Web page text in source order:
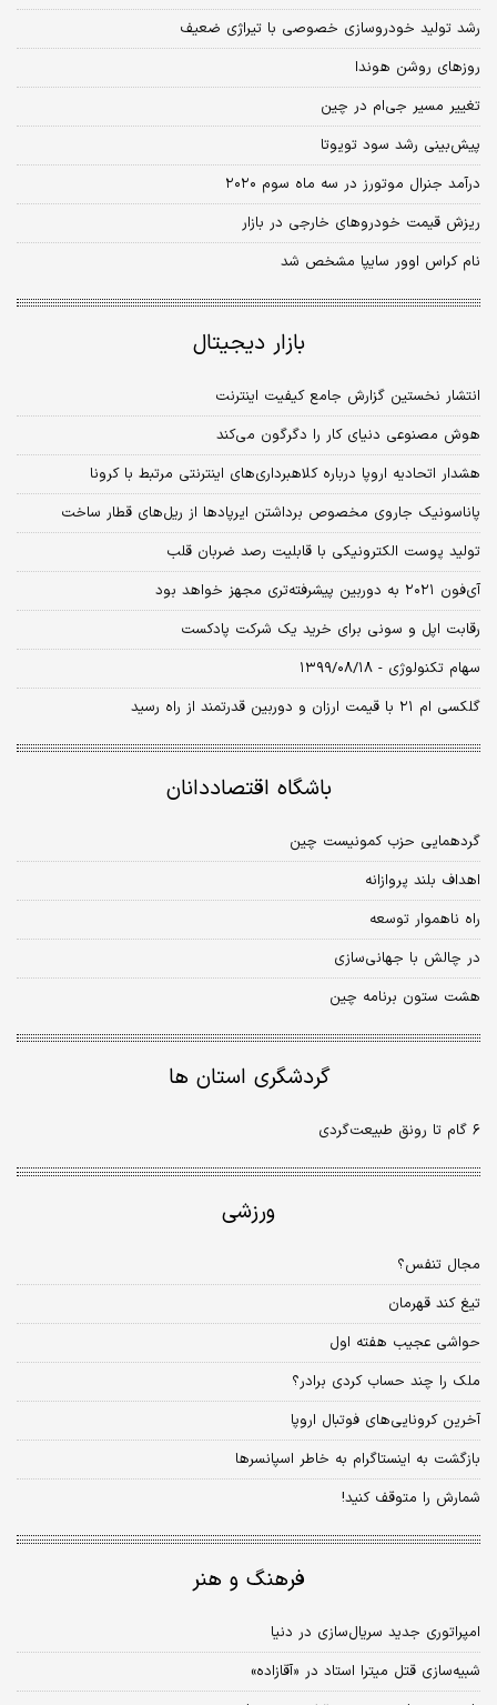
رشد تولید خودروسازی خصوصی با تیراژی ضعیف
روزهای روشن هوندا
تغییر مسیر جی‌ام در چین
پیش‌بینی رشد سود تویوتا
درآمد جنرال موتورز در سه ماه سوم ۲۰۲۰
ریزش قیمت‌ خودروهای خارجی در بازار
نام کراس اوور سایپا مشخص شد
بازار دیجیتال
انتشار نخستین گزارش جامع کیفیت اینترنت
هوش مصنوعی دنیای کار را دگرگون می‌کند
هشدار اتحادیه اروپا درباره کلاهبرداری‌های اینترنتی مرتبط با کرونا
پاناسونیک جاروی مخصوص برداشتن ایرپادها از ریل‌های قطار ساخت
تولید پوست الکترونیکی با قابلیت رصد ضربان قلب
آی‌فون ۲۰۲۱ به دوربین پیشرفته‌تری مجهز خواهد بود
رقابت اپل و سونی برای خرید یک شرکت پادکست
سهام تکنولوژی - ۱۳۹۹/۰۸/۱۸
گلکسی ام ۲۱ با قیمت ارزان و دوربین قدرتمند از راه رسید
باشگاه اقتصاددانان
گردهمایی حزب کمونیست چین
اهداف بلند پروازانه
راه ناهموار توسعه
در چالش با جهانی‌سازی
هشت ستون برنامه چین
گردشگری استان ها
۶ گام تا رونق طبیعت‌گردی
ورزشی
مجال تنفس؟
تیغ کند قهرمان
حواشی عجیب هفته اول
ملک را چند حساب کردی برادر؟
آخرین کرونایی‌های فوتبال اروپا
بازگشت به اینستاگرام به خاطر اسپانسرها
شمارش را متوقف کنید!
فرهنگ و هنر
امپراتوری جدید سریال‌سازی در دنیا
شبیه‌سازی قتل میترا استاد در «آقازاده»